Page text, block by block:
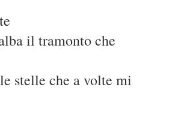
il tramonto che
stelle che a volte mi